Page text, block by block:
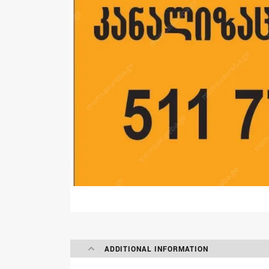
ADDITIONAL INFORMATION